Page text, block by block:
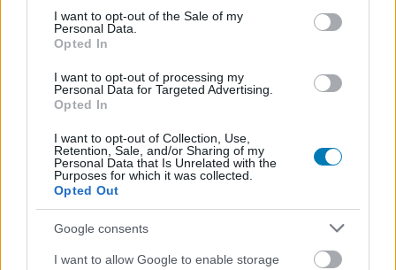
consent section.
I want to opt-out of the Sale of my
Personal Data.
Opted In
I want to opt-out of processing my
Personal Data for Targeted Advertising.
Opted In
I want to opt-out of Collection, Use,
Retention, Sale, and/or Sharing of my
Personal Data that Is Unrelated with the
Purposes for which it was collected.
Opted Out
Google consents
I want to allow Google to enable storage
A bejegyzés megtekintése az Instagramon